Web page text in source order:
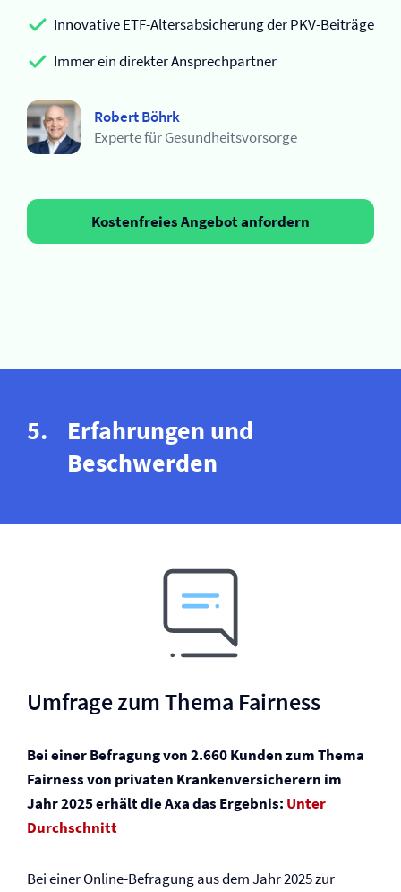
Innovative ETF-Altersabsicherung der PKV-Beiträge
Immer ein direkter Ansprechpartner
Robert Böhrk
Experte für Gesundheitsvorsorge
Kostenfreies Angebot anfordern
Erfahrungen und
Beschwerden
Umfrage zum Thema Fairness
Bei einer Befragung von 2.660 Kunden zum Thema
Fairness von privaten Kranken­versicherern im
Jahr 2025 erhält die Axa das Ergebnis: Unter
Durchschnitt
Bei einer Online-Befragung aus dem Jahr 2025 zur